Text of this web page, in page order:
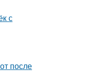
с
после